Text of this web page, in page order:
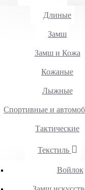
Длиные
Замш
Замш и Кожа
Кожаные
Лыжные
Спортивные и
Тактические
Текстиль
Войлок